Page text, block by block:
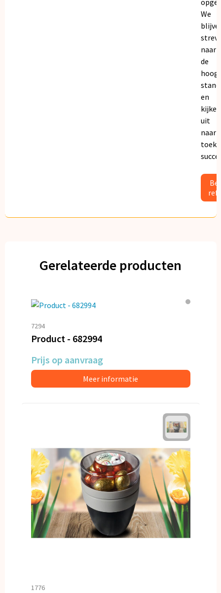
We
naar
de
en
kijken
uit
naar
Gerelateerde producten
7294
Product - 682994
Prijs op aanvraag
Meer informatie
1776